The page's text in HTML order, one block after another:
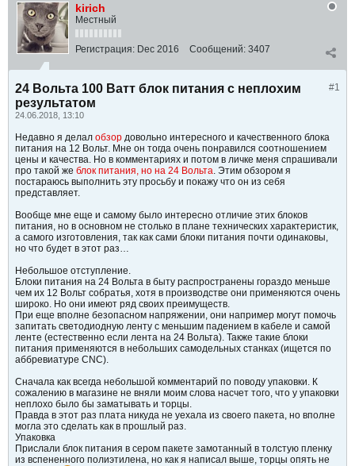
kirich
Местный
Регистрация: Dec 2016 Сообщений: 3407
#1
24 Вольта 100 Ватт блок питания с неплохим
результатом
24.06.2018, 13:10
Недавно я делал обзор довольно интересного и качественного блока
питания на 12 Вольт. Мне он тогда очень понравился соотношением
цены и качества. Но в комментариях и потом в личке меня спрашивали
про такой же блок питания, но на 24 Вольта. Этим обзором я
постараюсь выполнить эту просьбу и покажу что он из себя
представляет.
Вообще мне еще и самому было интересно отличие этих блоков
питания, но в основном не столько в плане технических характеристик,
а самого изготовления, так как сами блоки питания почти одинаковы,
но что будет в этот раз…
Небольшое отступление.
Блоки питания на 24 Вольта в быту распространены гораздо меньше
чем их 12 Вольт собратья, хотя в производстве они применяются очень
широко. Но они имеют ряд своих преимуществ.
При еще вполне безопасном напряжении, они например могут помочь
запитать светодиодную ленту с меньшим падением в кабеле и самой
ленте (естественно если лента на 24 Вольта). Также такие блоки
питания применяются в небольших самодельных станках (ищется по
аббревиатуре CNC).
Сначала как всегда небольшой комментарий по поводу упаковки. К
сожалению в магазине не вняли моим слова насчет того, что у упаковки
неплохо было бы заматывать и торцы.
Правда в этот раз плата никуда не уехала из своего пакета, но вполне
могла это сделать как в прошлый раз.
Упаковка
Прислали блок питания в сером пакете замотанный в толстую пленку
из вспененного полиэтилена, но как я написал выше, торцы опять не